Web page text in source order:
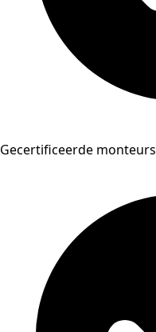
Gecertificeerde monteurs